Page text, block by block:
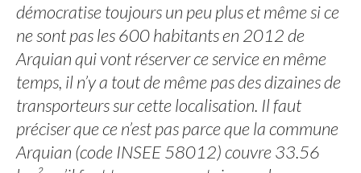
démocratise toujours un peu plus et même si ce
ne sont pas les 600 habitants en 2012 de
Arquian qui vont réserver ce service en même
temps, il n’y a tout de même pas des dizaines de
transporteurs sur cette localisation. Il faut
préciser que ce n’est pas parce que la commune
Arquian (code INSEE 58012) couvre 33.56